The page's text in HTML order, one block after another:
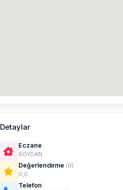
Detaylar
Eczane
SOYDAN
Değerlendirme (0)
0,0
Telefon